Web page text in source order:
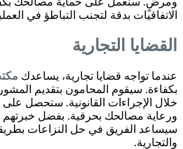
الاتفاقيات بدقة لتجنب التباطؤ في
القضايا التجارية
عندما تواجه قضايا تجارية، يساعدك
بكفاءة. سيقوم المحامون بتقديم
خلال الإجراءات القانونية. ستحصل على
ورعاية مصالحك بحرفية. بفضل خبرتهم
سيساعد الفريق في حل النزاعات
والتجارية.